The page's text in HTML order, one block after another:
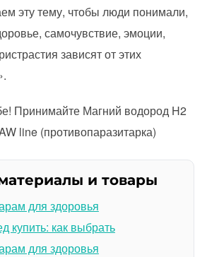
эту тему, чтобы люди понимали,
самочувствие, эмоции,
зависят от этих
Принимайте Магний водород H2
line (противопаразитарка)
и товары
для здоровья
купить: как выбрать
для здоровья